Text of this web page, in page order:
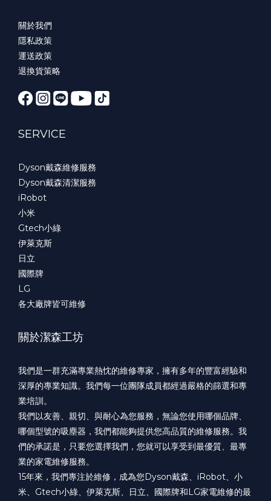
關於我們
隱私政策
運送政策
退換貨策略
SERVICE
Dyson戴森維修服務
Dyson戴森清潔服務
iRobot
小米
Gtech小綠
伊萊克斯
日立
國際牌
LG
各大廠牌皆可維修
關於潔森工坊
我們是一群充滿專業熱忱的維修專家，擁有多年的豐富經驗和
深厚的專業知識。我們每一位團隊成員都經過嚴格的篩選和專
業培訓。
我們以友善、親切、與耐心為您服務，無論您使用哪個品牌、
哪個型號的吸塵器，我們都能夠提供您高品質的維修服務。我
們的承諾是，只要您選擇我們，您就可以享受到最優質、最專
業的家電維修服務。
15年來，我們專注於維修，成為您Dyson戴森、iRobot、小
米、Gtech小綠、伊萊克斯、日立、國際牌和LG家電維修的最